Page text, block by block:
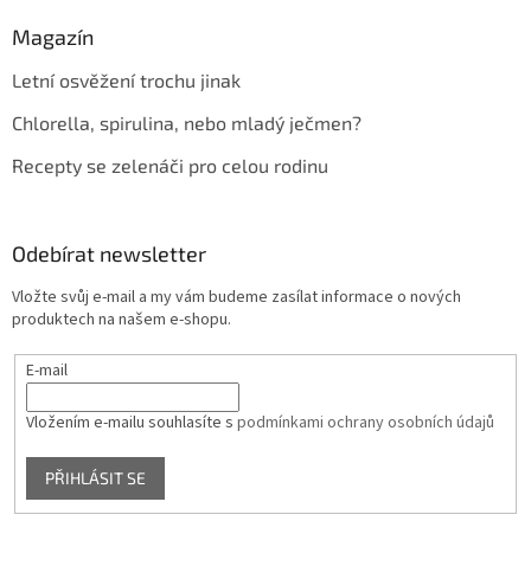
Magazín
Letní osvěžení trochu jinak
Chlorella, spirulina, nebo mladý ječmen?
Recepty se zelenáči pro celou rodinu
Odebírat newsletter
Vložte svůj e-mail a my vám budeme zasílat informace o nových
produktech na našem e-shopu.
E-mail
Vložením e-mailu souhlasíte s podmínkami ochrany osobních údajů
PŘIHLÁSIT SE